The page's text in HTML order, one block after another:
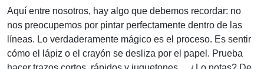
Aquí entre nosotros, hay algo que debemos recordar: no
nos preocupemos por pintar perfectamente dentro de las
líneas. Lo verdaderamente mágico es el proceso. Es sentir
cómo el lápiz o el crayón se desliza por el papel. Prueba